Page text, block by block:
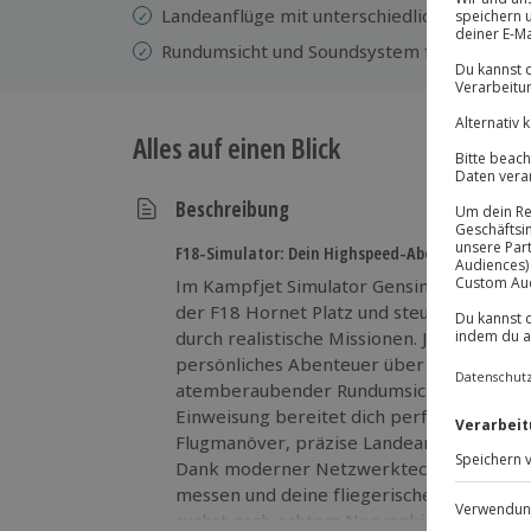
Landeanflüge mit unterschiedlichen
Rundumsicht und Soundsystem für ein
Alles auf einen Blick
Beschreibung
F18-Simulator: Dein Highspeed-Abenteuer
Im Kampfjet Simulator Gensingen
der F18 Hornet Platz und steuerst einen
durch realistische Missionen. Jeder Start
persönliches Abenteuer über den
atemberaubender Rundumsicht und
Einweisung bereitet dich perfekt vor,
Flugmanöver, präzise Landeanflüge oder
Dank moderner Netzwerktechnik kannst
messen und deine fliegerischen
suchst nach echtem Nervenkitzel und